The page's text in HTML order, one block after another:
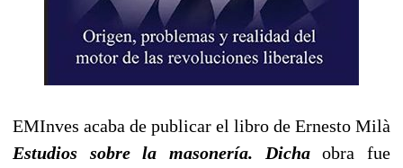
EMInves acaba de publicar el libro de Ernesto Milà
Estudios sobre la masonería. Dichaobra fue